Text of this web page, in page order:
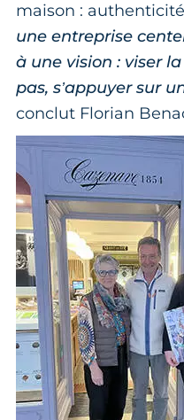
maison :
une entreprise
à une vision : viser
pas, s’appuyer sur
conclut Florian